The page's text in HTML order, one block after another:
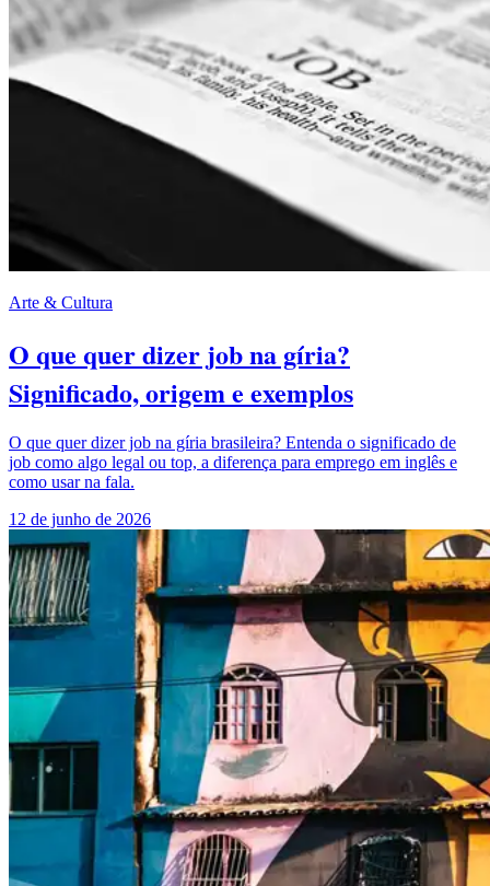
Arte & Cultura
O que quer dizer job na gíria?
Significado, origem e exemplos
O que quer dizer job na gíria brasileira? Entenda o significado de
job como algo legal ou top, a diferença para emprego em inglês e
como usar na fala.
12 de junho de 2026